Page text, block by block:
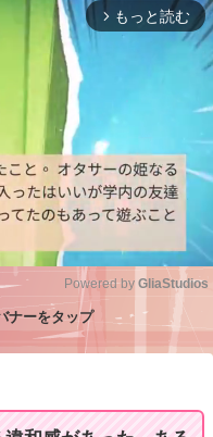
arrow_forward_ios もっと読む
Powered by GliaStudios
ナーをタップ